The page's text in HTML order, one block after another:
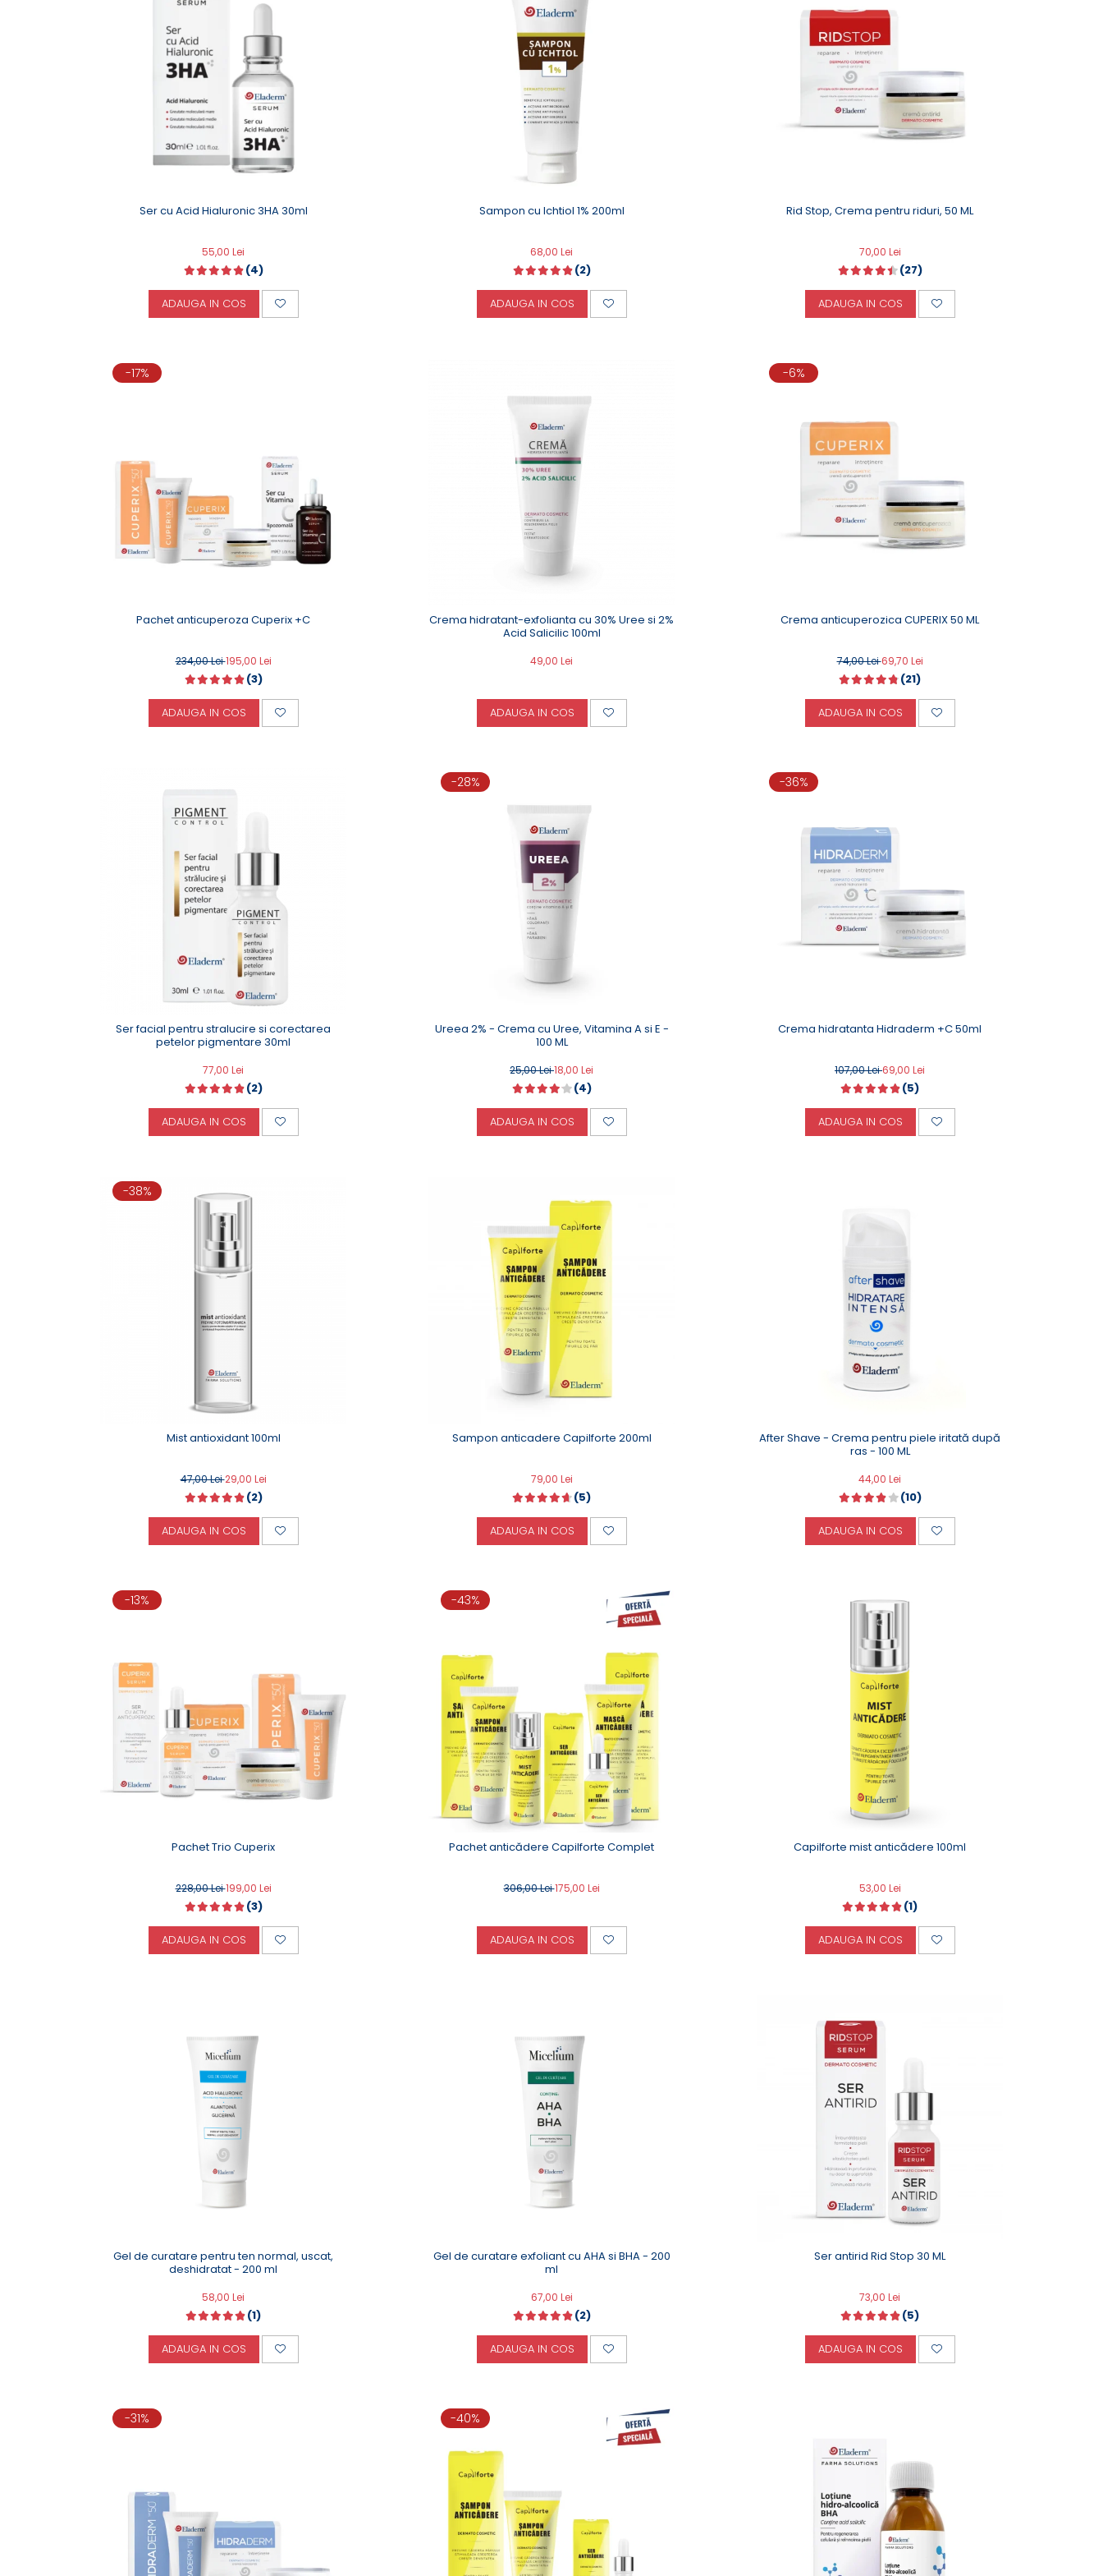
Produse pentru pete pigmentare
Ser cu Acid Hialuronic 3HA 30ml
55,00 Lei
(4)
ADAUGA IN COS
Sampon cu Ichtiol 1% 200ml
68,00 Lei
(2)
ADAUGA IN COS
Rid Stop, Crema pentru riduri, 50 ML
70,00 Lei
(27)
ADAUGA IN COS
-17%
Pachet anticuperoza Cuperix +C
234,00 Lei195,00 Lei
(3)
ADAUGA IN COS
Crema hidratant-exfolianta cu 30% Uree si 2%
Acid Salicilic 100ml
49,00 Lei
ADAUGA IN COS
-6%
Crema anticuperozica CUPERIX 50 ML
74,00 Lei69,70 Lei
(21)
ADAUGA IN COS
Ser facial pentru stralucire si corectarea
petelor pigmentare 30ml
77,00 Lei
(2)
ADAUGA IN COS
-28%
Ureea 2% - Crema cu Uree, Vitamina A si E -
100 ML
25,00 Lei18,00 Lei
(4)
ADAUGA IN COS
-36%
Crema hidratanta Hidraderm +C 50ml
107,00 Lei69,00 Lei
(5)
ADAUGA IN COS
-38%
Mist antioxidant 100ml
47,00 Lei29,00 Lei
(2)
ADAUGA IN COS
Sampon anticadere Capilforte 200ml
79,00 Lei
(5)
ADAUGA IN COS
After Shave - Crema pentru piele iritată după
ras - 100 ML
44,00 Lei
(10)
ADAUGA IN COS
-13%
Pachet Trio Cuperix
228,00 Lei199,00 Lei
(3)
ADAUGA IN COS
-43%
Pachet anticădere Capilforte Complet
306,00 Lei175,00 Lei
ADAUGA IN COS
Capilforte mist anticădere 100ml
53,00 Lei
(1)
ADAUGA IN COS
Gel de curatare pentru ten normal, uscat,
deshidratat - 200 ml
58,00 Lei
(1)
ADAUGA IN COS
Gel de curatare exfoliant cu AHA si BHA - 200
ml
67,00 Lei
(2)
ADAUGA IN COS
Ser antirid Rid Stop 30 ML
73,00 Lei
(5)
ADAUGA IN COS
-31% -40%